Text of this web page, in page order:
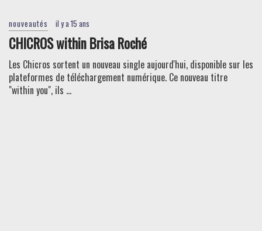
nouveautés il y a 15 ans
CHICROS within Brisa Roché
Les Chicros sortent un nouveau single aujourd'hui, disponible sur les
plateformes de téléchargement numérique. Ce nouveau titre
"within you", ils ...